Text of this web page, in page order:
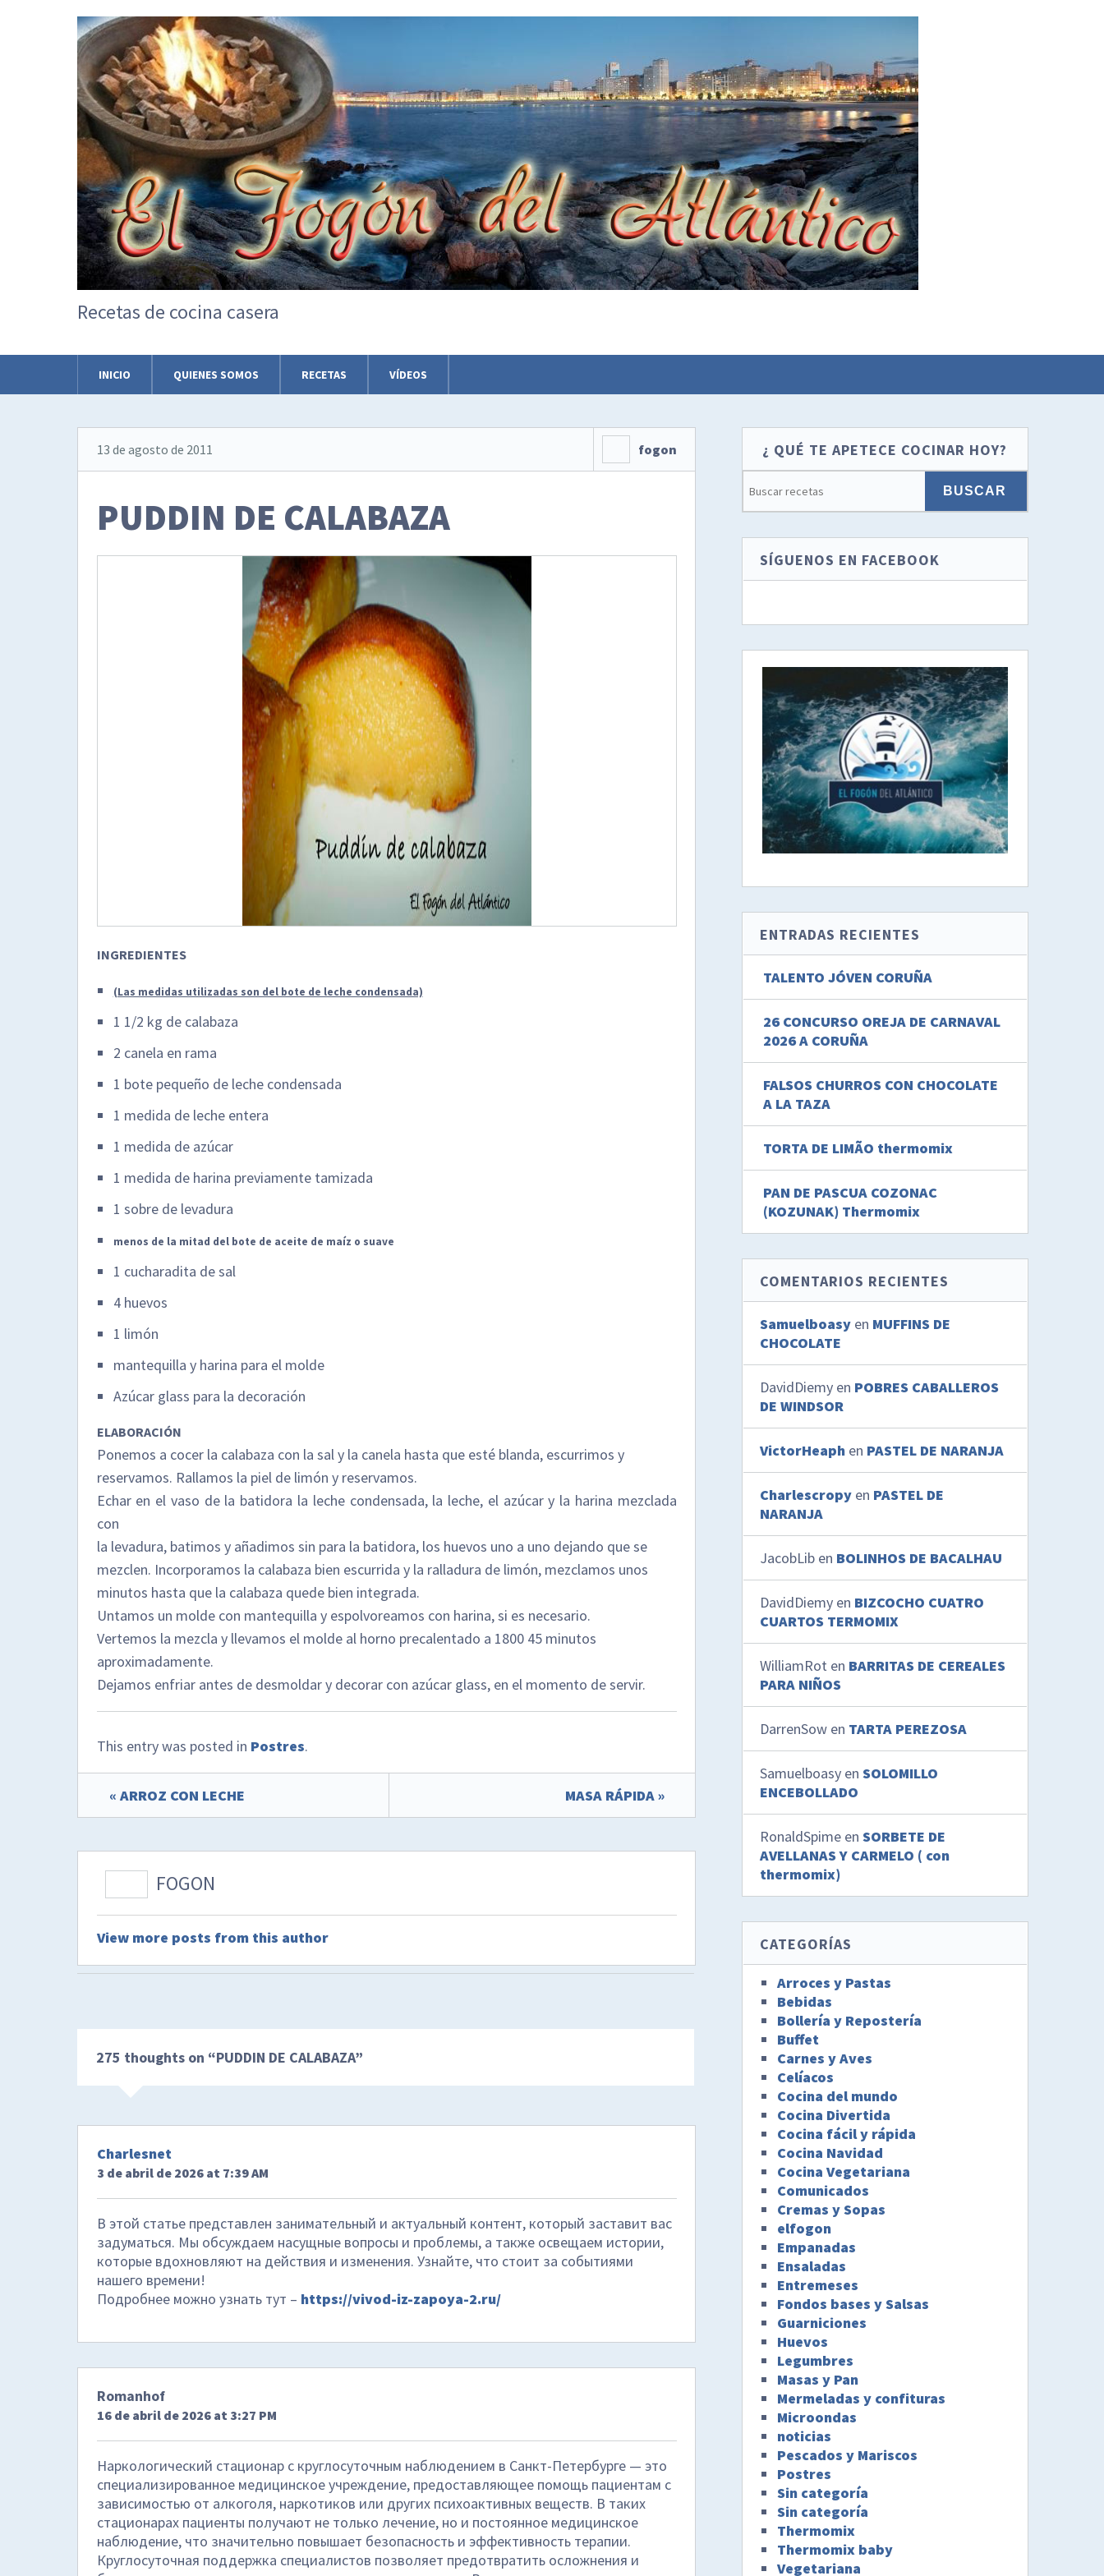
Recetas de cocina casera
INICIO QUIENES SOMOS RECETAS VÍDEOS
13 de agosto de 2011 fogon
PUDDIN DE CALABAZA
INGREDIENTES
(Las medidas utilizadas son del bote de leche condensada)
1 1/2 kg de calabaza
2 canela en rama
1 bote pequeño de leche condensada
1 medida de leche entera
1 medida de azúcar
1 medida de harina previamente tamizada
1 sobre de levadura
menos de la mitad del bote de aceite de maíz o suave
1 cucharadita de sal
4 huevos
1 limón
mantequilla y harina para el molde
Azúcar glass para la decoración
ELABORACIÓN
Ponemos a cocer la calabaza con la sal y la canela hasta que esté blanda, escurrimos y
reservamos. Rallamos la piel de limón y reservamos.
Echar en el vaso de la batidora la leche condensada, la leche, el azúcar y la harina mezclada
con
la levadura, batimos y añadimos sin para la batidora, los huevos uno a uno dejando que se
mezclen. Incorporamos la calabaza bien escurrida y la ralladura de limón, mezclamos unos
minutos hasta que la calabaza quede bien integrada.
Untamos un molde con mantequilla y espolvoreamos con harina, si es necesario.
Vertemos la mezcla y llevamos el molde al horno precalentado a 1800 45 minutos
aproximadamente.
Dejamos enfriar antes de desmoldar y decorar con azúcar glass, en el momento de servir.
This entry was posted in Postres.
« ARROZ CON LECHE MASA RÁPIDA »
FOGON
View more posts from this author
275 thoughts on “PUDDIN DE CALABAZA”
Charlesnet
3 de abril de 2026 at 7:39 AM
В этой статье представлен занимательный и актуальный контент, который заставит вас
задуматься. Мы обсуждаем насущные вопросы и проблемы, а также освещаем истории,
которые вдохновляют на действия и изменения. Узнайте, что стоит за событиями
нашего времени!
Подробнее можно узнать тут – https://vivod-iz-zapoya-2.ru/
Romanhof
16 de abril de 2026 at 3:27 PM
Наркологический стационар с круглосуточным наблюдением в Санкт-Петербурге — это
специализированное медицинское учреждение, предоставляющее помощь пациентам с
зависимостью от алкоголя, наркотиков или других психоактивных веществ. В таких
стационарах пациенты получают не только лечение, но и постоянное медицинское
наблюдение, что значительно повышает безопасность и эффективность терапии.
Круглосуточная поддержка специалистов позволяет предотвратить осложнения и
¿ QUÉ TE APETECE COCINAR HOY?
SÍGUENOS EN FACEBOOK
ENTRADAS RECIENTES
TALENTO JÓVEN CORUÑA
26 CONCURSO OREJA DE CARNAVAL
2026 A CORUÑA
FALSOS CHURROS CON CHOCOLATE
A LA TAZA
TORTA DE LIMÃO thermomix
PAN DE PASCUA COZONAC
(KOZUNAK) Thermomix
COMENTARIOS RECIENTES
Samuelboasy en MUFFINS DE
CHOCOLATE
DavidDiemy en POBRES CABALLEROS
DE WINDSOR
VictorHeaph en PASTEL DE NARANJA
Charlescropy en PASTEL DE
NARANJA
JacobLib en BOLINHOS DE BACALHAU
DavidDiemy en BIZCOCHO CUATRO
CUARTOS TERMOMIX
WilliamRot en BARRITAS DE CEREALES
PARA NIÑOS
DarrenSow en TARTA PEREZOSA
Samuelboasy enSOLOMILLO
ENCEBOLLADO
RonaldSpime enSORBETE DE
AVELLANAS Y CARMELO ( con
thermomix)
CATEGORÍAS
Arroces y Pastas
Bebidas
Bollería y Repostería
Buffet
Carnes y Aves
Celíacos
Cocina del mundo
Cocina Divertida
Cocina fácil y rápida
Cocina Navidad
Cocina Vegetariana
Comunicados
Cremas y Sopas
elfogon
Empanadas
Ensaladas
Entremeses
Fondos bases y Salsas
Guarniciones
Huevos
Legumbres
Masas y Pan
Mermeladas y confituras
Microondas
noticias
Pescados y Mariscos
Postres
Sin categoría
Sin categoría
Thermomix
Thermomix baby
Vegetariana